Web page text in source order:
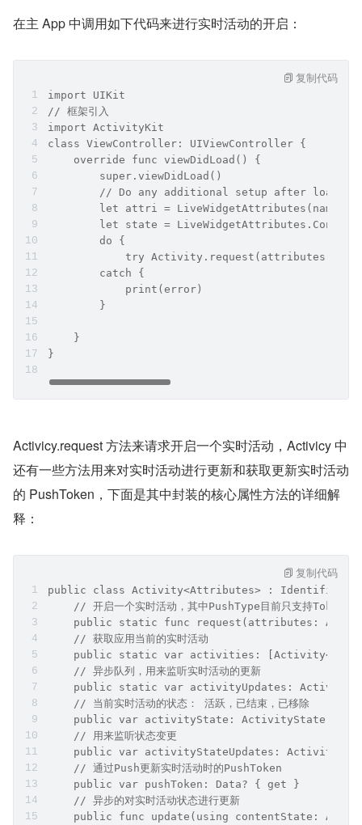
在主 App 中调用如下代码来进行实时活动的开启：
import UIKit
// 框架引入
import ActivityKit
class ViewController: UIViewController {
    override func viewDidLoad() {
        super.viewDidLoad()
// Do any additional setup after loading
let attri = LiveWidgetAttributes(name:
let state =
        do {
try Activity.request(attributes:
        catch {
            print(error)
        }
    }
}
复制代码
Activicy.request 方法来请求开启一个实时活动，Activicy 中
还有一些方法用来对实时活动进行更新和获取更新实时活动
的 PushToken，下面是其中封装的核心属性方法的详细解
释：
public class Activity<Attributes> :
// 开启一个实时活动，其中PushType目前只支持Token模
public static func request(attributes:
    // 获取应用当前的实时活动
public static var activities:
    // 异步队列，用来监听实时活动的更新
public static var activityUpdates:
    // 当前实时活动的状态： 活跃，已结束，已移除
public var activityState: ActivityState {
    // 用来监听状态变更
public var activityStateUpdates:
    // 通过Push更新实时活动时的PushToken
    public var pushToken: Data? { get }
    // 异步的对实时活动状态进行更新
public func update(using contentState:
复制代码